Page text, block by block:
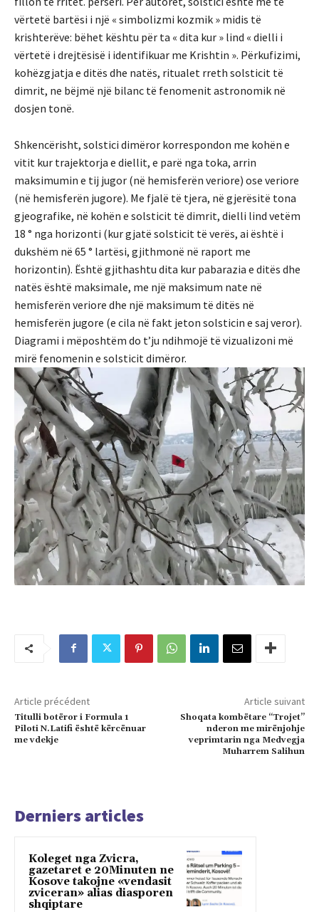
vërtetë bartësi i një « simbolizmi kozmik » midis të
krishterëve: bëhet kështu për ta « dita kur » lind « dielli i
vërtetë i drejtësisë i identifikuar me Krishtin ». Përkufizimi,
kohëzgjatja e ditës dhe natës, ritualet rreth solsticit të
dimrit, ne bëjmë një bilanc të fenomenit astronomik në
dosjen tonë.
Shkencërisht, solstici dimëror korrespondon me kohën e
vitit kur trajektorja e diellit, e parë nga toka, arrin
maksimumin e tij jugor (në hemisferën veriore) ose veriore
(në hemisferën jugore). Me fjalë të tjera, në gjerësitë tona
gjeografike, në kohën e solsticit të dimrit, dielli lind vetëm
18 ° nga horizonti (kur gjatë solsticit të verës, ai është i
dukshëm në 65 ° lartësi, gjithmonë në raport me
horizontin). Është gjithashtu dita kur pabarazia e ditës dhe
natës është maksimale, me një maksimum nate në
hemisferën veriore dhe një maksimum të ditës në
hemisferën jugore (e cila në fakt jeton solsticin e saj veror).
Diagrami i mëposhtëm do t’ju ndihmojë të vizualizoni më
mirë fenomenin e solsticit dimëror.
Article précédent
Titulli botëror i Formula 1
Piloti N.Latifi është kërcënuar
me vdekje
Article suivant
Shoqata kombëtare “Trojet”
nderon me mirënjohje
veprimtarin nga Medvegja
Muharrem Salihun
Derniers articles
Koleget nga Zvicra,
gazetaret e 20Minuten ne
Kosove takojne «vendasit
zviceran» alias diasporen
shqiptare